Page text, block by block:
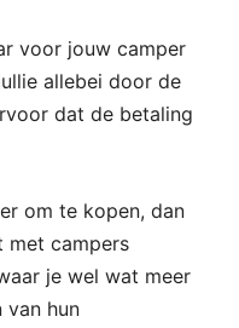
voor jouw camper
allebei door de
dat de betaling
om te kopen, dan
met campers
je wel wat meer
van hun